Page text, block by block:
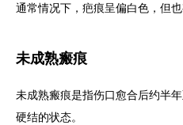
通常情况下，疤痕呈偏白色，但
未成熟瘢痕
未成熟瘢痕是指伤口愈合后约半
硬结的状态。